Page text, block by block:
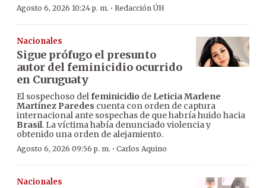
Agosto 6, 2026 10:24 p. m. · Redacción ÚH
Nacionales
Sigue prófugo el presunto
autor del feminicidio ocurrido
en Curuguaty
El sospechoso delfeminicidio de Leticia Marlene
Martínez Paredes cuenta con orden de captura
internacional ante sospechas de que habría huido hacia
Brasil. La víctima había denunciado violencia y
obtenido una orden de alejamiento.
Agosto 6, 2026 09:56 p. m. · Carlos Aquino
Nacionales